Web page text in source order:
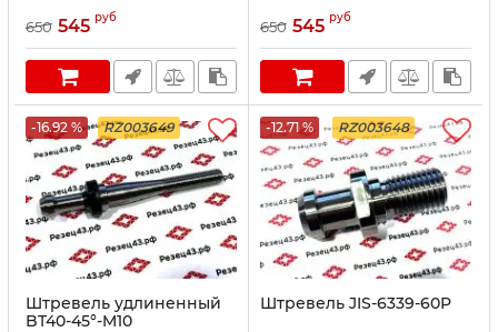
650 545 руб 650 545 руб
-16.92 % RZ003649
Штревель удлиненный
BT40-45°-M10
-12.71 % RZ003648
Штревель JIS-6339-60P